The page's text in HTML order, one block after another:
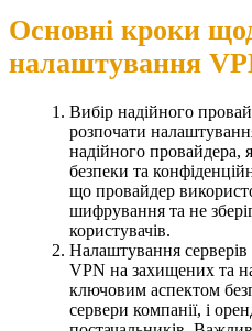
Основні кроки
налаштування
Вибір надійного
розпочати
надійного провайдера,
безпеки та
що провайдер
шифрування та не
користувачів.
Налаштування
VPN на захищених та
ключовим аспектом
сервери компанії, і